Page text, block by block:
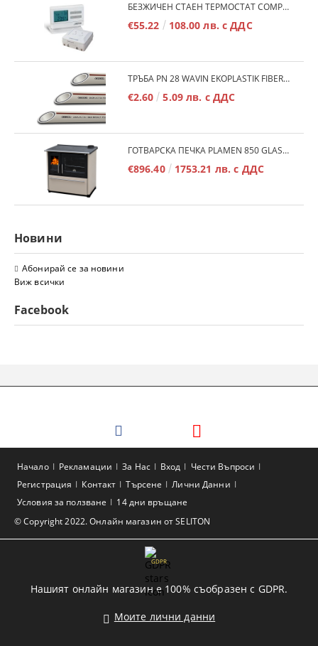
БЕЗЖИЧЕН СТАЕН ТЕРМОСТАТ COMPUTHERM Q7RF
€55.22 108.00 лв. с ДДС
ТРЪБА PN 28 WAVIN EKOPLASTIK FIBER BASALT PLUS - 3М/БР.
€2.60 5.09 лв. с ДДС
ГОТВАРСКА ПЕЧКА PLAMEN 850 GLAS 11KW
€896.40 1753.21 лв. с ДДС
Новини
Абонирай се за новини
Виж всички
Facebook
© Copyright 2022. Онлайн магазин от SELITON
Начало Рекламации За Нас Вход
Чести Въпроси
Регистрация
Контакт Търсене
Лични Данни
Условия за ползване
14 дни връщане
GDPR
Нашият онлайн магазин е 100% съобразен с GDPR.
Моите лични данни